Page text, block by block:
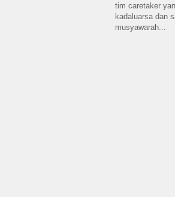
tim caretaker
kadaluarsa dan
musyawarah...